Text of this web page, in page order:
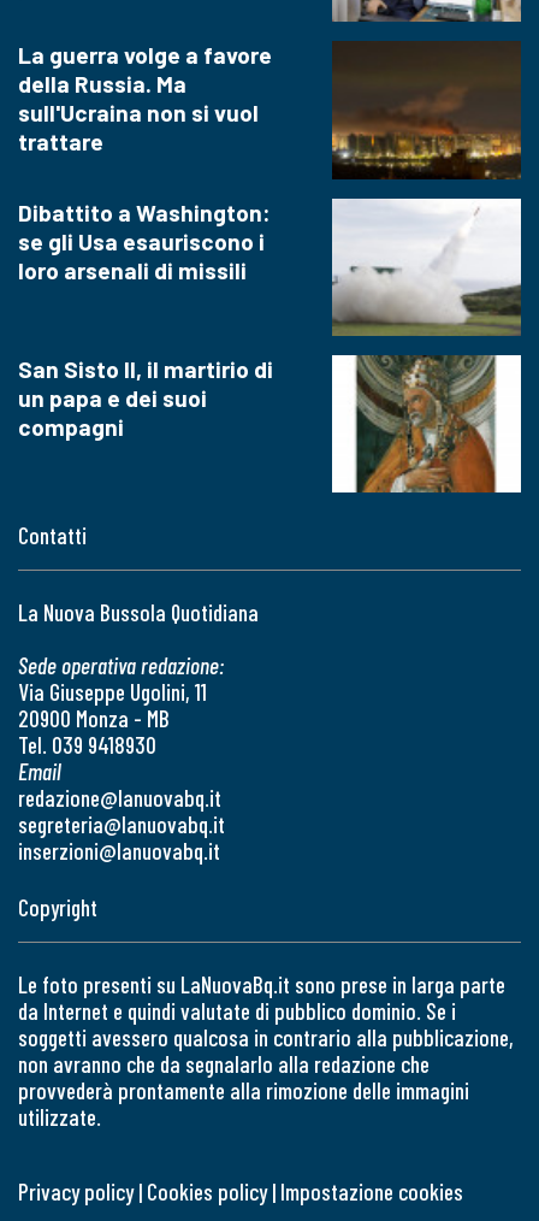
Contatti
La Nuova Bussola Quotidiana
Sede operativa redazione:
Via Giuseppe Ugolini, 11
20900 Monza - MB
Tel. 039 9418930
Email
redazione@lanuovabq.it
segreteria@lanuovabq.it
inserzioni@lanuovabq.it
La guerra volge a favore
della Russia. Ma
sull'Ucraina non si vuol
trattare
Dibattito a Washington:
se gli Usa esauriscono i
loro arsenali di missili
San Sisto II, il martirio di
un papa e dei suoi
compagni
Copyright
Le foto presenti su LaNuovaBq.it sono prese in larga parte
da Internet e quindi valutate di pubblico dominio. Se i
soggetti avessero qualcosa in contrario alla pubblicazione,
non avranno che da segnalarlo alla redazione che
provvederà prontamente alla rimozione delle immagini
utilizzate.
Privacy policy| Cookies policy| Impostazione cookies